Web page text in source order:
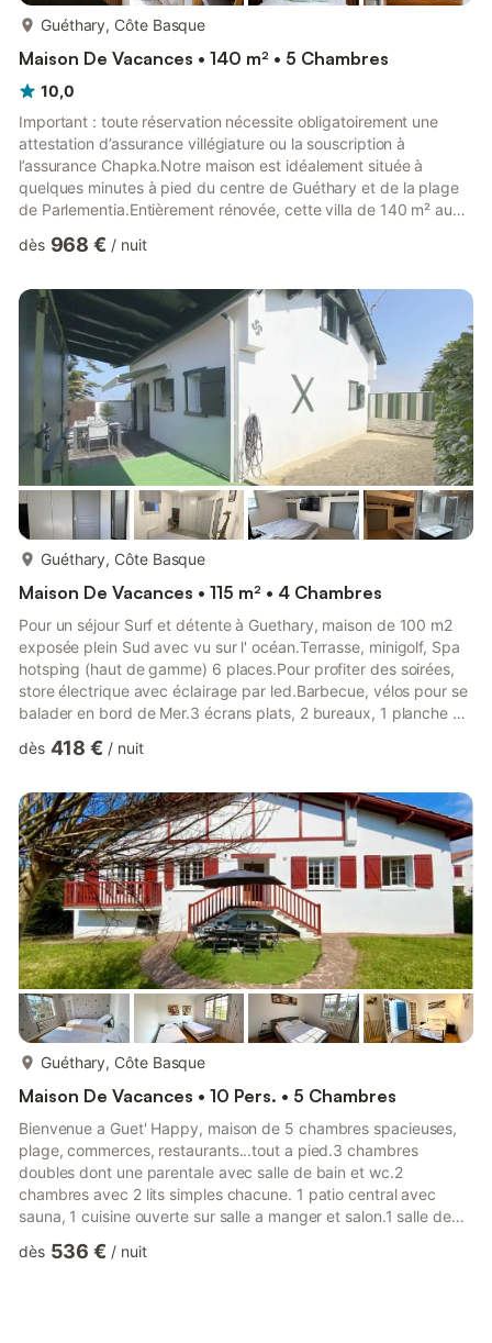
Guéthary, Côte Basque
Maison De Vacances • 140 m² • 5 Chambres
10,0
Important : toute réservation nécessite obligatoirement une
attestation d’assurance villégiature ou la souscription à
l’assurance Chapka.Notre maison est idéalement située à
quelques minutes à pied du centre de Guéthary et de la plage
de Parlementia.Entièrement rénovée, cette villa de 140 m² au
pensé pour vous offrir des vacances mémorables.La capacité
contacter pour toute demande spécifique.Vous pourrez profiter
d’une piscine chauffée (15 m × 3 m), d’un sauna, d’un four à ...
dès 968 € / nuit
Guéthary, Côte Basque
Maison De Vacances • 115 m² • 4 Chambres
Pour un séjour Surf et détente à Guethary, maison de 100 m2
exposée plein Sud avec vu sur l' océan.Terrasse, minigolf, Spa
hotsping (haut de gamme) 6 places.Pour profiter des soirées,
store électrique avec éclairage par led.Barbecue, vélos pour se
balader en bord de Mer.3 écrans plats, 2 bureaux, 1 planche de
et commerces à proximité.2 places de parking privatives.
préférence
dès 418 € / nuit
Guéthary, Côte Basque
Maison De Vacances • 10 Pers. • 5 Chambres
Bienvenue a Guet' Happy, maison de 5 chambres spacieuses,
plage, commerces, restaurants...tout a pied.3 chambres
doubles dont une parentale avec salle de bain et wc.2
chambres avec 2 lits simples chacune. 1 patio central avec
sauna, 1 cuisine ouverte sur salle a manger et salon.1 salle de
jardin clôturé avec un espace repas, grill et brasero pour
dès 536 € / nuit